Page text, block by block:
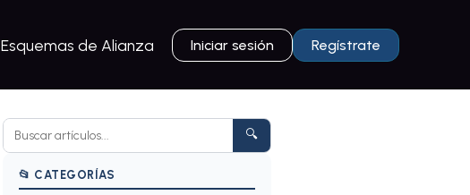
Esquemas de Alianza Iniciar sesión Regístrate
🔍
📂 CATEGORÍAS